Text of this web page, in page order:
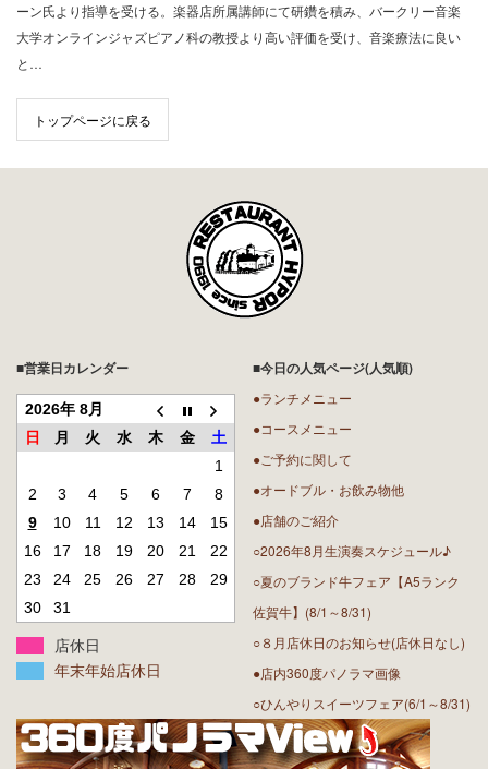
ーン氏より指導を受ける。楽器店所属講師にて研鑽を積み、バークリー音楽
大学オンラインジャズピアノ科の教授より高い評価を受け、音楽療法に良い
と…
トップページに戻る
■営業日カレンダー
2026年 8月
日
月 火 水 木 金
土
1
2
3 4 5 6 7
8
9
10 11 12 13 14
15
16
17 18 19 20 21
22
23
24 25 26 27 28
29
30
31
店休日
年末年始店休日
■今日の人気ページ(人気順)
●ランチメニュー
●コースメニュー
●ご予約に関して
●オードブル・お飲み物他
●店舗のご紹介
○2026年8月生演奏スケジュール♪
○夏のブランド牛フェア【A5ランク
佐賀牛】(8/1～8/31)
○８月店休日のお知らせ(店休日なし)
●店内360度パノラマ画像
○ひんやりスイーツフェア(6/1～8/31)